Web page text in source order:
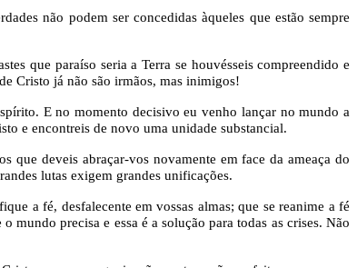
não podem ser concedidas àqueles que estão sempre
que paraíso seria a Terra se houvésseis compreendido e
Cristo já não são irmãos, mas inimigos!
E no momento decisivo eu venho lançar no mundo a
e encontreis de novo uma unidade substancial.
que deveis abraçar-vos novamente em face da ameaça do
lutas exigem grandes unificações.
a fé, desfalecente em vossas almas; que se reanime a fé
precisa e essa é a solução para todas as crises. Não